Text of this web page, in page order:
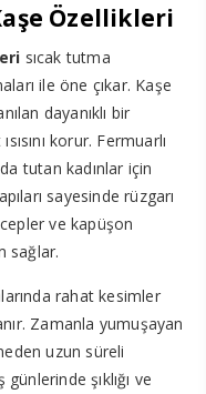
Özellikleri
sıcak tutma
ile öne çıkar. Kaşe
dayanıklı bir
korur. Fermuarlı
tutan kadınlar için
sayesinde rüzgarı
ve kapüşon
sağlar.
rahat kesimler
Zamanla yumuşayan
uzun süreli
şıklığı ve